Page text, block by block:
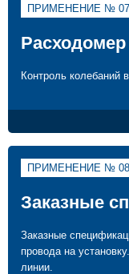
ПРИМЕНЕНИЕ № 07
Расходомер
Контроль колебаний
ПРИМЕНЕНИЕ № 08
Заказные
Заказные
провода на
линии.